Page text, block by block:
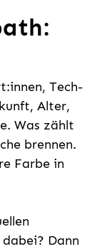
Tech-
Alter,
Was zählt
brennen.
Farbe in
Dann